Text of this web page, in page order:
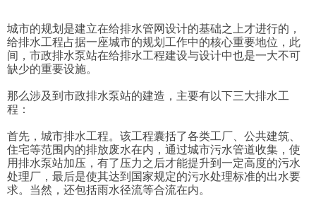
城市的规划是建立在给排水管网设计的基础之上才进行的，
给排水工程占据一座城市的规划工作中的核心重要地位，此
间，市政排水泵站在给排水工程建设与设计中也是一大不可
缺少的重要设施。
那么涉及到市政排水泵站的建造，主要有以下三大排水工
程：
首先，城市排水工程。该工程囊括了各类工厂、公共建筑、
住宅等范围内的排放废水在内，通过城市污水管道收集，使
用排水泵站加压，有了压力之后才能提升到一定高度的污水
处理厂，最后是使其达到国家规定的污水处理标准的出水要
求。当然，还包括雨水径流等合流在内。